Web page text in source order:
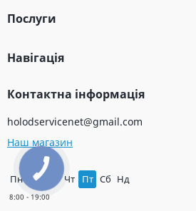
Послуги
Навігація
Контактна інформація
holodservicenet@gmail.com
Наш магазин
Пн Вт Чт Пт Сб Нд